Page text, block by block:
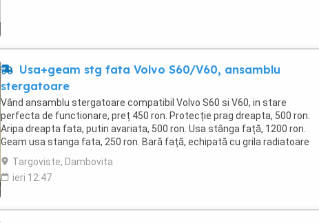
Usa+geam stg fata Volvo S60/V60, ansamblu
stergatoare
Vând ansamblu stergatoare compatibil Volvo S60 si V60, in stare
perfecta de functionare, preț 450 ron. Protecție prag dreapta, 500 ron.
Aripa dreapta fata, putin avariata, 500 ron. Usa stânga față, 1200 ron.
Geam usa stanga fata, 250 ron. Bară față, echipată cu grila radiatoare
și grila inferioară ce ...
Targoviste, Dambovita
ieri 12:47